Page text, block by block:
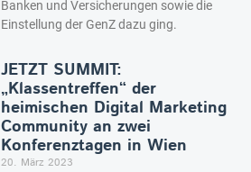
Banken und Versicherungen sowie die
Einstellung der GenZ dazu ging.
JETZT SUMMIT:
„Klassentreffen“ der
heimischen Digital Marketing
Community an zwei
Konferenztagen in Wien
20. März 2023